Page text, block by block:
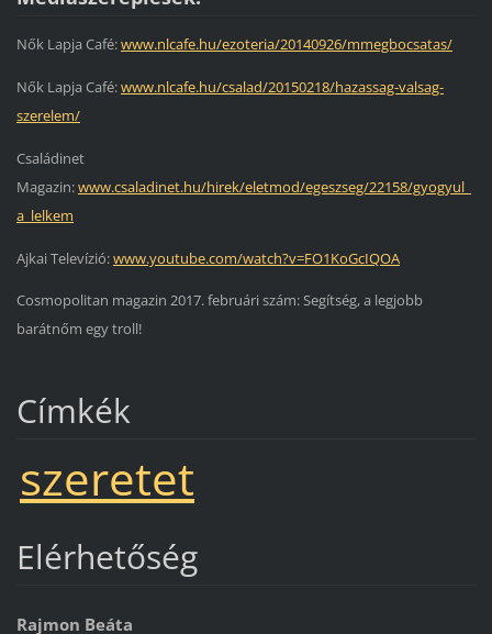
Nők Lapja Café:www.nlcafe.hu/ezoteria/20140926/mmegbocsatas/
Nők Lapja Café:www.nlcafe.hu/csalad/20150218/hazassag-valsag-
szerelem/
Családinet
Magazin:www.csaladinet.hu/hirek/eletmod/egeszseg/22158/gyogyul_
a_lelkem
Ajkai Televízió:www.youtube.com/watch?v=FO1KoGcIQOA
Cosmopolitan magazin 2017. februári szám: Segítség, a legjobb
barátnőm egy troll!
Címkék
szeretet
Elérhetőség
Rajmon Beáta